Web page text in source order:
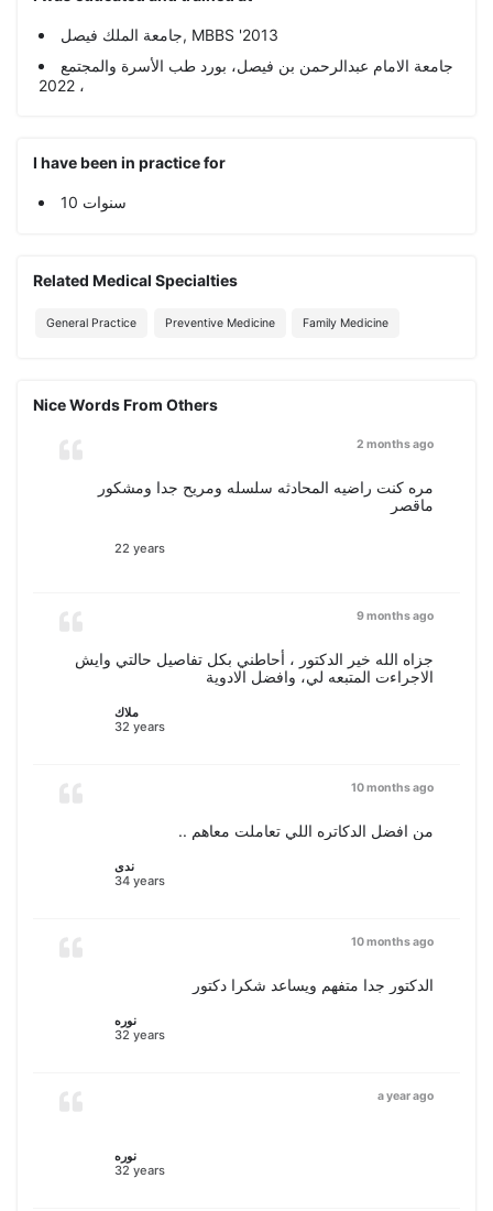
جامعة الملك فيصل, MBBS '2013
جامعة الامام عبدالرحمن بن فيصل، بورد طب الأسرة والمجتمع
، 2022
I have been in practice for
10 سنوات
Related Medical Specialties
General Practice Preventive Medicine Family Medicine
Nice Words From Others
2 months ago
مره كنت راضيه المحادثه سلسله ومريح جدا ومشكور
ماقصر
22 years
9 months ago
جزاه الله خير الدكتور ، أحاطني بكل تفاصيل حالتي وايش
الاجراءت المتبعه لي، وافضل الادوية
ملاك
32 years
10 months ago
من افضل الدكاتره اللي تعاملت معاهم ..
ندى
34 years
10 months ago
الدكتور جدا متفهم ويساعد شكرا دكتور
نوره
32 years
a year ago
نوره
32 years